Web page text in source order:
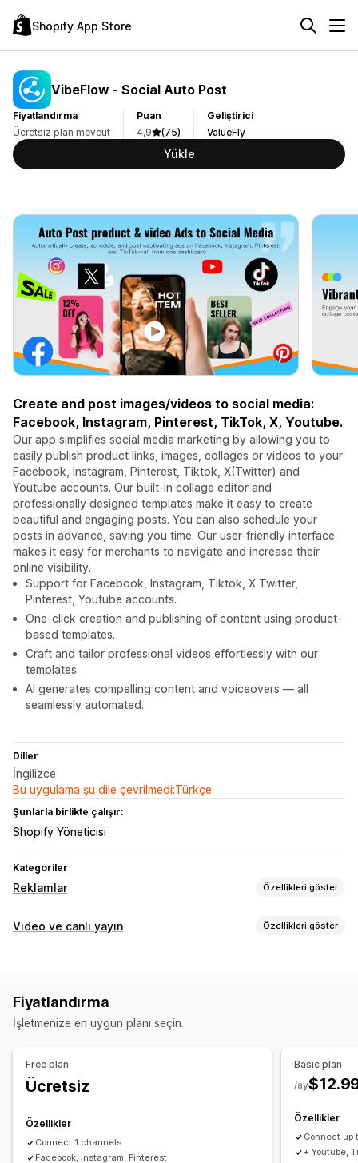
Shopify App Store
VibeFlow ‑ Social Auto Post
Fiyatlandırma
Ücretsiz plan mevcut
Puan
4,9
(75)
Geliştirici
ValueFly
Yükle
Create and post images/videos to social media:
Facebook, Instagram, Pinterest, TikTok, X, Youtube.
Our app simplifies social media marketing by allowing you to
easily publish product links, images, collages or videos to your
Facebook, Instagram, Pinterest, Tiktok, X(Twitter) and
Youtube accounts. Our built-in collage editor and
professionally designed templates make it easy to create
beautiful and engaging posts. You can also schedule your
posts in advance, saving you time. Our user-friendly interface
makes it easy for merchants to navigate and increase their
online visibility.
Support for Facebook, Instagram, Tiktok, X Twitter,
Pinterest, Youtube accounts.
One-click creation and publishing of content using product-
based templates.
Craft and tailor professional videos effortlessly with our
templates.
AI generates compelling content and voiceovers — all
seamlessly automated.
Diller
İngilizce
Bu uygulama şu dile çevrilmedi:Türkçe
Şunlarla birlikte çalışır:
Shopify Yöneticisi
Kategoriler
Reklamlar Özellikleri göster
Hedefleme
Yapay zeka optimizasyonu
Şablonlar
Yapay zekayla üretilen görseller ve videolar
Performans analizleri
Kontrol panelleri
Video ve canlı yayın Özellikleri göster
Sosyal paylaşım
Özel URL
Fiyatlandırma
İşletmenize en uygun planı seçin.
Free plan
Ücretsiz
Özellikler
Connect 1 channels
Facebook, Instagram, Pinterest
Basic plan
/ay
Özellikler
Connect up
+ Youtube,